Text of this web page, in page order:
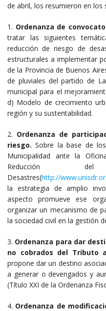
de abril, los resumieron en los
1. Ordenanza de
tratar las siguientes
reducción de riesgo de
estructurales a implementar
de la Provincia de Buenos
de pluviales del partido de
municipal para el
d) Modelo de crecimiento
región y su sustentabilidad.
2. Ordenanza de
riesgo.Sobre la base de
Municipalidad ante la
Reducción
Desastres(http://
la estrategia de amplio
aspecto promueve ese
organizar un mecanismo de
la sociedad civil en la gestión
3. Ordenanza para dar
no cobrados del Tributo
propone dar un destino
a generar o devengados y
(Título XXI de la Ordenanza
4. Ordenanza de